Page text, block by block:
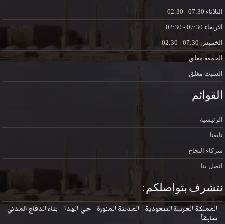
الثلاثاء
الاربعاء
الخميس
الجمعة مغلق
السبت مغلق
القوائم
الرئيسية
تابعنا
شركاء النجاح
اتصل بنا
نتشرف بتواصلكم :
المملكة العربية السعودية - المدينة المنورة – حي الهدا – بناء الدفاع المدني
سابقاً